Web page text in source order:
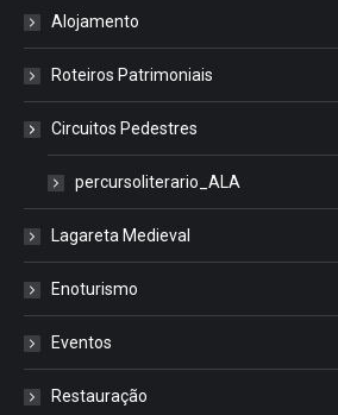
Alojamento
Roteiros Patrimoniais
Circuitos Pedestres
percursoliterario_ALA
Lagareta Medieval
Enoturismo
Eventos
Restauração